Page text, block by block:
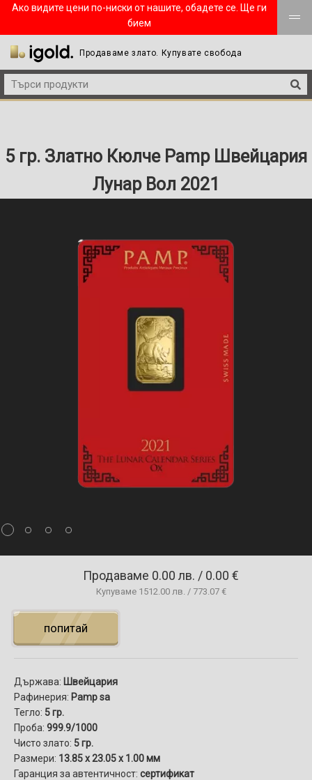
Ако видите цени по-ниски от нашите, обадете се. Ще ги
бием
Продаваме злато. Купувате свобода
5 гр. Златно Кюлче Pamp Швейцария
Лунар Вол 2021
Продаваме 0.00 лв. / 0.00 €
Купуваме 1512.00 лв. / 773.07 €
попитай
Държава: Швейцария
Рафинерия: Pamp sa
Тегло: 5 гр.
Проба: 999.9/1000
Чисто злато: 5 гр.
Размери: 13.85 x 23.05 x 1.00 мм
Гаранция за автентичност: сертификат